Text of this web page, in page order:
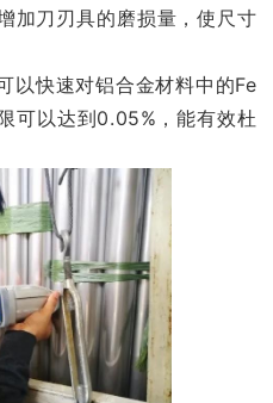
加刀刃具的磨损量，使尺寸
以快速对铝合金材料中的Fe
可以达到0.05%，能有效杜